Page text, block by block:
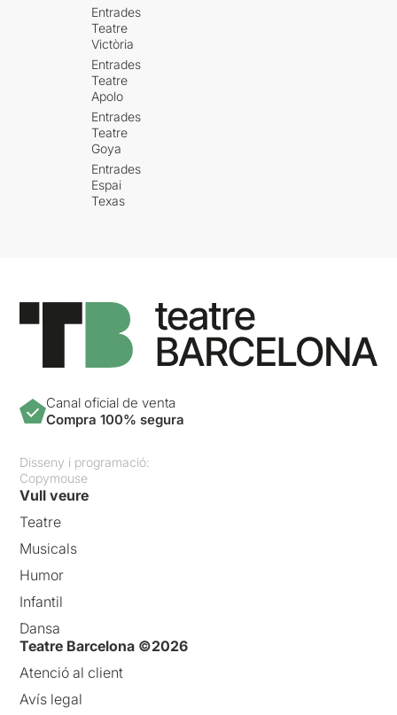
Entrades
Teatre
Victòria
Entrades
Teatre
Apolo
Entrades
Teatre
Goya
Entrades
Espai
Texas
Canal oficial de venta
Compra 100% segura
Disseny i programació:
Copymouse
Vull veure
Teatre
Musicals
Humor
Infantil
Dansa
Teatre Barcelona ©2026
Atenció al client
Avís legal